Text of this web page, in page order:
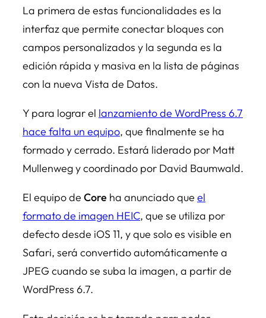
La primera de estas funcionalidades es la
interfaz que permite conectar bloques con
campos personalizados y la segunda es la
edición rápida y masiva en la lista de páginas
con la nueva Vista de Datos.
Y para lograr el lanzamiento de WordPress 6.7
hace falta un equipo, que finalmente se ha
formado y cerrado. Estará liderado por Matt
Mullenweg y coordinado por David Baumwald.
El equipo de Core ha anunciado que el
formato de imagen HEIC, que se utiliza por
defecto desde iOS 11, y que solo es visible en
Safari, será convertido automáticamente a
JPEG cuando se suba la imagen, a partir de
WordPress 6.7.